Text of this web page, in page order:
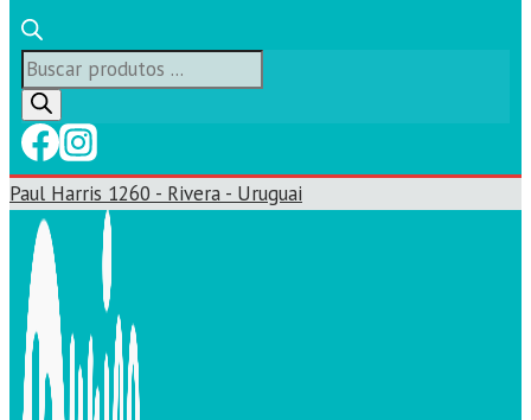
Búsqueda
de
productos
Paul Harris 1260 - Rivera - Uruguai